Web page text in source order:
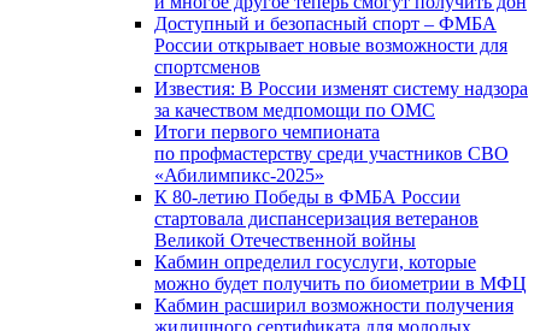
Доступный и безопасный спорт – ФМБА
России открывает новые возможности для
спортсменов
Известия: В России изменят систему надзора
за качеством медпомощи по ОМС
Итоги первого чемпионата
по профмастерству среди участников СВО
«Абилимпикс-2025»
К 80-летию Победы в ФМБА России
стартовала диспансеризация ветеранов
Великой Отечественной войны
Кабмин определил госуслуги, которые
можно будет получить по биометрии в МФЦ
Кабмин расширил возможности получения
жилищного сертификата для молодых